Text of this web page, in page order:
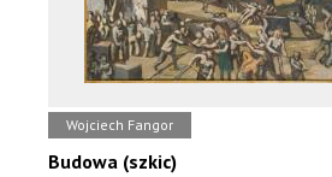
Wojciech Fangor
Budowa (szkic)